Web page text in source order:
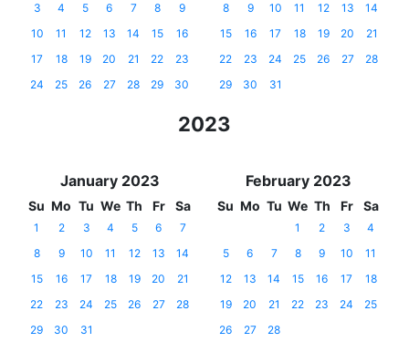
3
4 5 6 7 8
9
10
11 12 13 14 15
16
17
18 19 20 21 22
23
24
25 26 27 28 29 30
8
9 10 11 12 13
14
15
16 17 18 19 20
21
22
23 24 25 26 27
28
29
30 31
2023
January 2023
Su Mo Tu We Th Fr Sa
1 2 3 4 5 6
7
8
9 10 11 12 13
14
15
16 17 18 19 20
21
22
23 24 25 26 27
28
29
30 31
February 2023
Su Mo Tu We Th Fr Sa
1 2 3
4
5
6 7 8 9 10
11
12
13 14 15 16 17
18
19
20 21 22 23 24
25
26
27 28